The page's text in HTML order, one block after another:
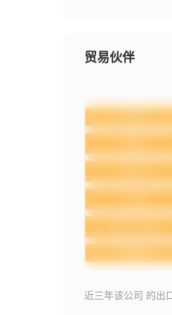
贸易伙伴
近三年该公司 的出